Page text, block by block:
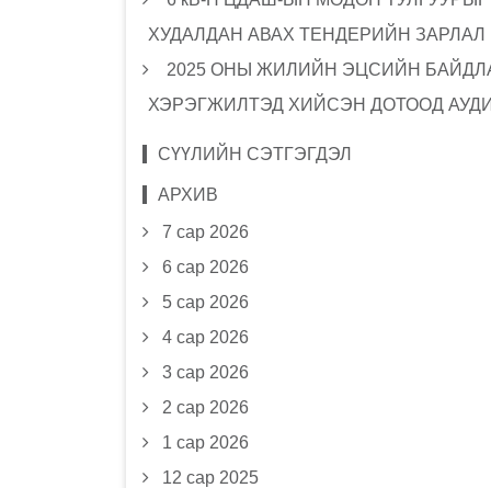
ХУДАЛДАН АВАХ ТЕНДЕРИЙН ЗАРЛАЛ
2025 ОНЫ ЖИЛИЙН ЭЦСИЙН
ХЭРЭГЖИЛТЭД ХИЙСЭН ДОТООД
СҮҮЛИЙН СЭТГЭГДЭЛ
АРХИВ
7 сар 2026
6 сар 2026
5 сар 2026
4 сар 2026
3 сар 2026
2 сар 2026
1 сар 2026
12 сар 2025